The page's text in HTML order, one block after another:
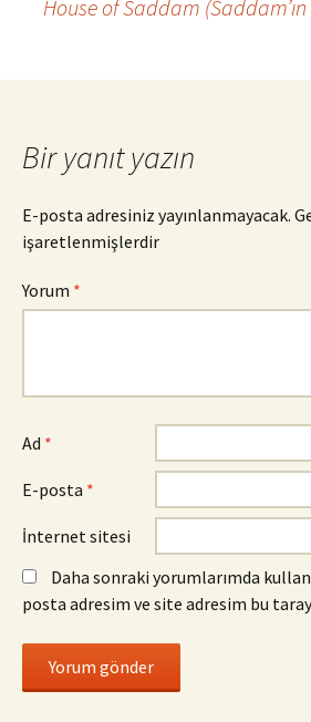
dolaşımı
House of Saddam (Saddam’ın
Bir yanıt yazın
E-posta adresiniz yayınlanmayacak.
işaretlenmişlerdir
Yorum *
Ad *
E-posta *
İnternet sitesi
Daha sonraki yorumlarımda
posta adresim ve site adresim bu